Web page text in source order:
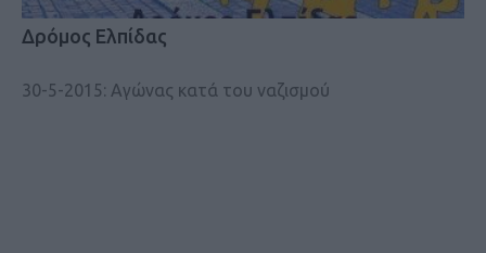
Δρόμος Ελπίδας
30-5-2015: Αγώνας κατά του ναζισμού